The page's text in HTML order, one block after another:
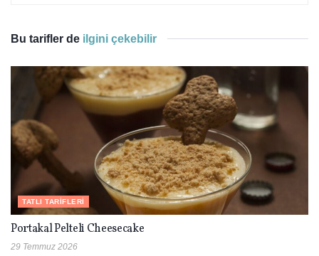
Bu tarifler de ilgini çekebilir
TATLI TARIFLERI
Portakal Pelteli Cheesecake
29 Temmuz 2026